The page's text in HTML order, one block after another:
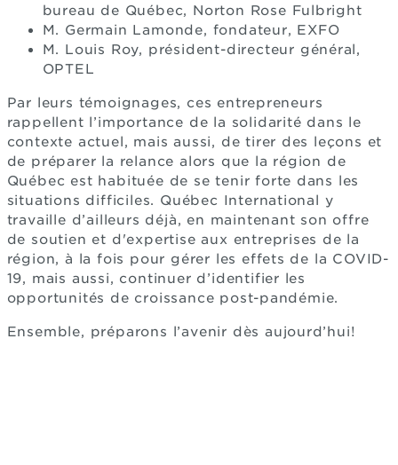
bureau de Québec, Norton Rose Fulbright
M. Germain Lamonde, fondateur, EXFO
M. Louis Roy, président-directeur général,
OPTEL
Par leurs témoignages, ces entrepreneurs
rappellent l’importance de la solidarité dans le
contexte actuel, mais aussi, de tirer des leçons et
de préparer la relance alors que la région de
Québec est habituée de se tenir forte dans les
situations difficiles. Québec International y
travaille d’ailleurs déjà, en maintenant son offre
de soutien et d'expertise aux entreprises de la
région, à la fois pour gérer les effets de la COVID-
19, mais aussi, continuer d’identifier les
opportunités de croissance post-pandémie.
Ensemble, préparons l’avenir dès aujourd’hui!